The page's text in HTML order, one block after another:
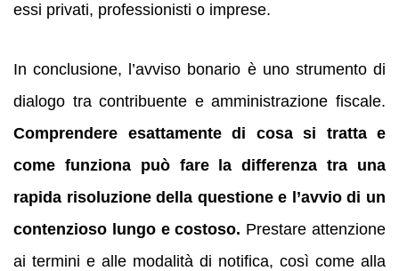
essi privati, professionisti o imprese.
In conclusione, l’avviso bonario è uno strumento di
dialogo tra contribuente e amministrazione fiscale.
Comprendere esattamente di cosa si tratta e
come funziona può fare la differenza tra una
rapida risoluzione della questione e l’avvio di un
contenzioso lungo e costoso. Prestare attenzione
ai termini e alle modalità di notifica, così come alla